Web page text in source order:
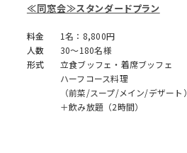
≪同窓会≫スタンダードプラン
料金
1名：8,800円
人数
30～180名様
形式
立食ブッフェ・着席ブッフェ
ハーフコース料理
（前菜/スープ/メイン/デザート）
＋飲み放題（2時間）